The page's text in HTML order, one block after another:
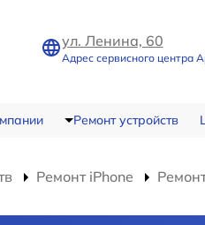
ул. Ленина, 60
Адрес сервисного центра
Ремонт устройств
Ремонт iPhone